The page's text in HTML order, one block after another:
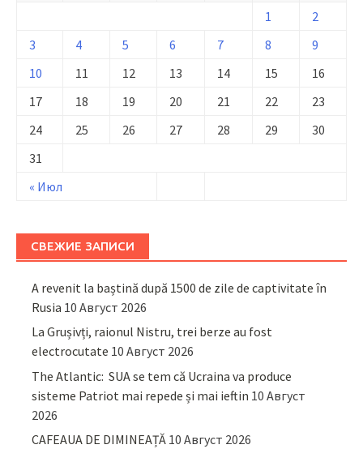
« Июл
1
2
3
4 5 6 7 8
9
10
11 12 13 14 15
16
17
18 19 20 21 22
23
24
25 26 27 28 29
30
31
СВЕЖИЕ ЗАПИСИ
A revenit la baștină după 1500 de zile de captivitate în
Rusia 10 Август 2026
La Grușivți, raionul Nistru, trei berze au fost
electrocutate 10 Август 2026
The Atlantic: SUA se tem că Ucraina va produce
sisteme Patriot mai repede și mai ieftin 10 Август
2026
CAFEAUA DE DIMINEAȚĂ 10 Август 2026